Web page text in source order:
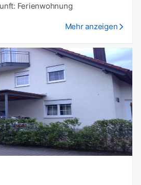
Ferienwohnung
Mehr anzeigen